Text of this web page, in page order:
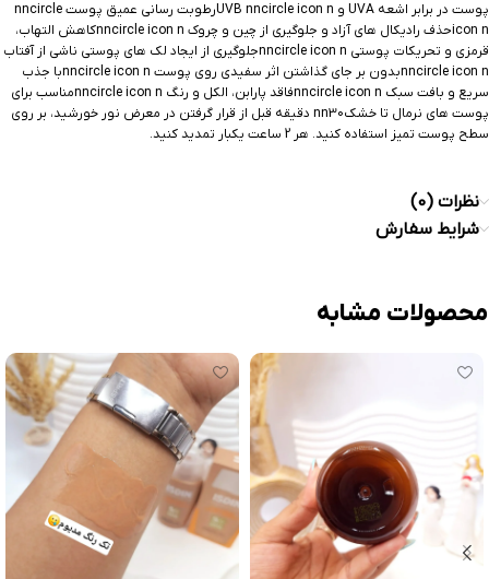
پوست در برابر اشعه UVA و UVB nncircle icon nرطوبت رسانی عمیق پوست nncircle
icon nحذف رادیکال های آزاد و جلوگیری از چین و چروک nncircle icon nکاهش التهاب،
قرمزی و تحریکات پوستی nncircle icon nجلوگیری از ایجاد لک های پوستی ناشی از آفتاب
nncircle icon nبدون بر جای گذاشتن اثر سفیدی روی پوست nncircle icon nبا جذب
سریع و بافت سبک nncircle icon nفاقد پارابن، الکل و رنگ nncircle icon nمناسب برای
پوست های نرمال تا خشکnn30 دقیقه قبل از قرار گرفتن در معرض نور خورشید، بر روی
سطح پوست تمیز استفاده کنید. هر 2 ساعت یکبار تمدید کنید.
نظرات (0)
شرایط سفارش
محصولات مشابه